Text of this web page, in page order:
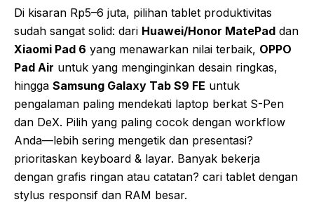
Di kisaran Rp5–6 juta, pilihan tablet produktivitas
sudah sangat solid: dari Huawei/Honor MatePad dan
Xiaomi Pad 6 yang menawarkan nilai terbaik, OPPO
Pad Air untuk yang menginginkan desain ringkas,
hingga Samsung Galaxy Tab S9 FE untuk
pengalaman paling mendekati laptop berkat S-Pen
dan DeX. Pilih yang paling cocok dengan workflow
Anda—lebih sering mengetik dan presentasi?
prioritaskan keyboard & layar. Banyak bekerja
dengan grafis ringan atau catatan? cari tablet dengan
stylus responsif dan RAM besar.